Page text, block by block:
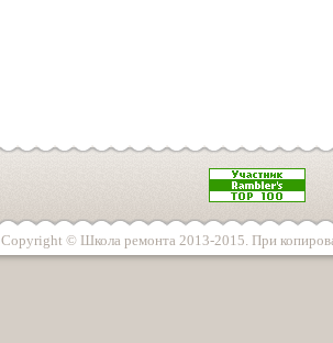
Copyright © Школа ремонта 2013-2015. При